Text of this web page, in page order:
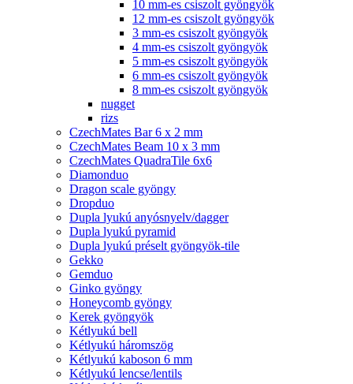
10 mm-es csiszolt gyöngyök
12 mm-es csiszolt gyöngyök
3 mm-es csiszolt gyöngyök
4 mm-es csiszolt gyöngyök
5 mm-es csiszolt gyöngyök
6 mm-es csiszolt gyöngyök
8 mm-es csiszolt gyöngyök
nugget
rizs
CzechMates Bar 6 x 2 mm
CzechMates Beam 10 x 3 mm
CzechMates QuadraTile 6x6
Diamonduo
Dragon scale gyöngy
Dropduo
Dupla lyukú anyósnyelv/dagger
Dupla lyukú pyramid
Dupla lyukú préselt gyöngyök-tile
Gekko
Gemduo
Ginko gyöngy
Honeycomb gyöngy
Kerek gyöngyök
Kétlyukú bell
Kétlyukú háromszög
Kétlyukú kaboson 6 mm
Kétlyukú lencse/lentils